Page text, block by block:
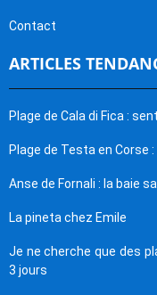
Contact
ARTICLES
Plage de Cala di Fica :
Plage de Testa en Corse
Anse de Fornali : la baie
La pineta chez Emile
Je ne cherche que des
3 jours